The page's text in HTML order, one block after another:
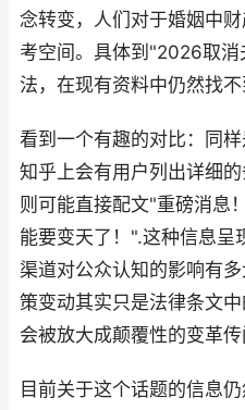
念转变，人们对于婚姻中
考空间。具体到"2026取
法，在现有资料中仍然找
看到一个有趣的对比：同
知乎上会有用户列出详细
则可能直接配文"重磅消息
能要变天了！".这种信息呈
渠道对公众认知的影响有
策变动其实只是法律条文
会被放大成颠覆性的变革传
目前关于这个话题的信息